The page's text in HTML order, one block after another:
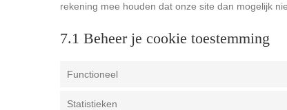
rekening mee houden dat onze site dan mogelijk
7.1 Beheer je cookie toestemming
Functioneel
Statistieken